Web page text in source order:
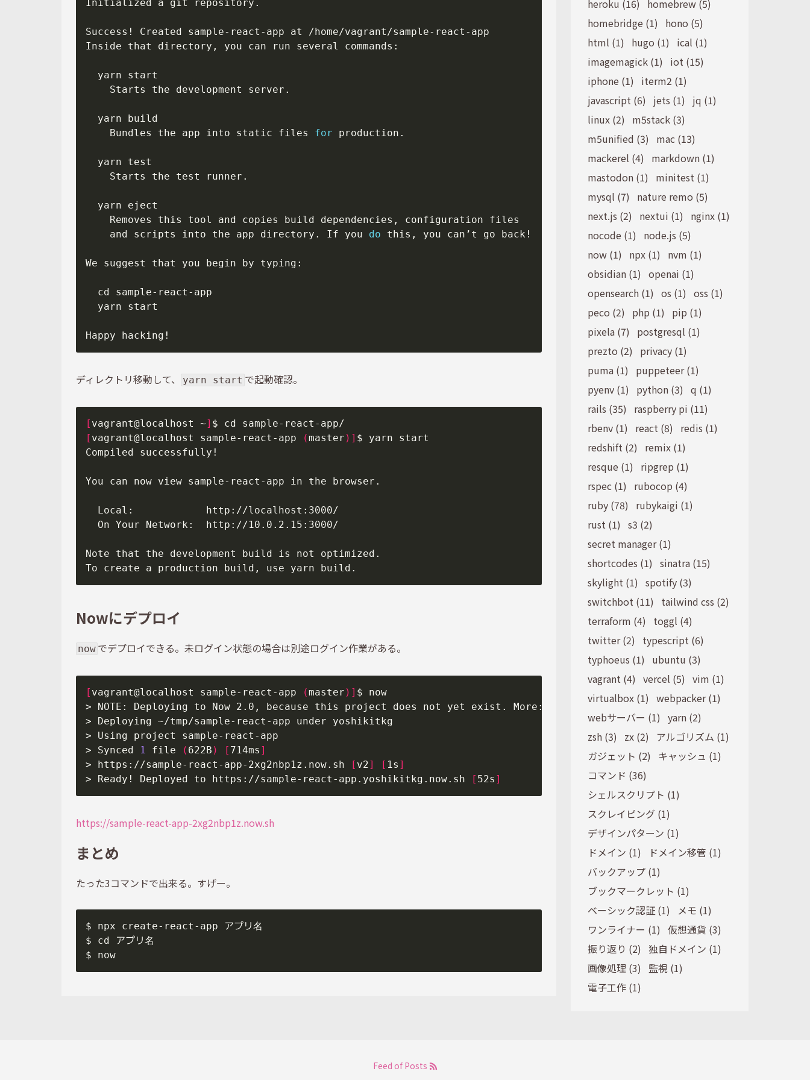
    Bundles the app into static files
for
    and scripts into the app directory. If you
do
ディレクトリ移動して、 yarn start で起動確認。
[ vagrant@localhost ~]
[ vagrant@localhost sample-react-app (master )]
Nowにデプロイ
now でデプロイできる。未ログイン状態の場合は別途ログイン作業がある。
[ vagrant@localhost sample-react-app (master )]
> Synced
1 file ( 622B ) [ 714ms ]
> https://sample-react-app-2xg2nbp1z.now.sh
[ v2] [ 1s ]
> Ready! Deployed to https://sample-react-app.yoshikitkg.now.sh
[ 52s ]
https://sample-react-app-2xg2nbp1z.now.sh
まとめ
たった3コマンドで出来る。すげー。
heroku (16)
homebrew (5)
homebridge (1)
hono (5)
html (1)
hugo (1)
ical (1)
imagemagick (1)
iot (15)
iphone (1)
iterm2 (1)
javascript (6)
jets (1)
jq (1)
linux (2)
m5stack (3)
m5unified (3)
mac (13)
mackerel (4)
markdown (1)
mastodon (1)
minitest (1)
mysql (7)
nature remo (5)
next.js (2)
nextui (1)
nginx (1)
nocode (1)
node.js (5)
now (1)
npx (1)
nvm (1)
obsidian (1) openai (1)
opensearch (1) os (1) oss (1)
peco (2)
php (1)
pip (1)
pixela (7)
postgresql (1)
prezto (2)
privacy (1)
puma (1)
puppeteer (1)
pyenv (1)
python (3) q (1)
rails (35)
raspberry pi (11)
rbenv (1)
react (8)
redis (1)
redshift (2)
remix (1)
resque (1)
ripgrep (1)
rspec (1)
rubocop (4)
ruby (78)
rubykaigi (1)
rust (1) s3 (2)
secret manager (1)
shortcodes (1) sinatra (15)
skylight (1) spotify (3)
switchbot (11)
tailwind css (2)
terraform (4)
toggl (4)
twitter (2)
typescript (6)
typhoeus (1)
ubuntu (3)
vagrant (4) vercel (5) vim (1)
virtualbox (1) webpacker (1)
webサーバー (1) yarn (2)
zsh (3)
zx (2)
アルゴリズム (1)
ガジェット (2)
キャッシュ (1)
コマンド (36)
シェルスクリプト (1)
スクレイピング (1)
デザインパターン (1)
ドメイン (1)
ドメイン移管 (1)
バックアップ (1)
ブックマークレット (1)
ベーシック認証 (1)
メモ (1)
ワンライナー (1) 仮想通貨 (3)
振り返り (2)
独自ドメイン (1)
画像処理 (3)
監視 (1)
電子工作 (1)
Feed of Posts